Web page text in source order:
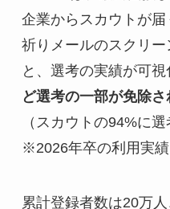
企業からスカウトが
祈りメールのスクリ
と、選考の実績が可視
ど選考の一部が免除さ
（スカウトの94%に
※2026年卒の利用実績
累計登録者数は20万